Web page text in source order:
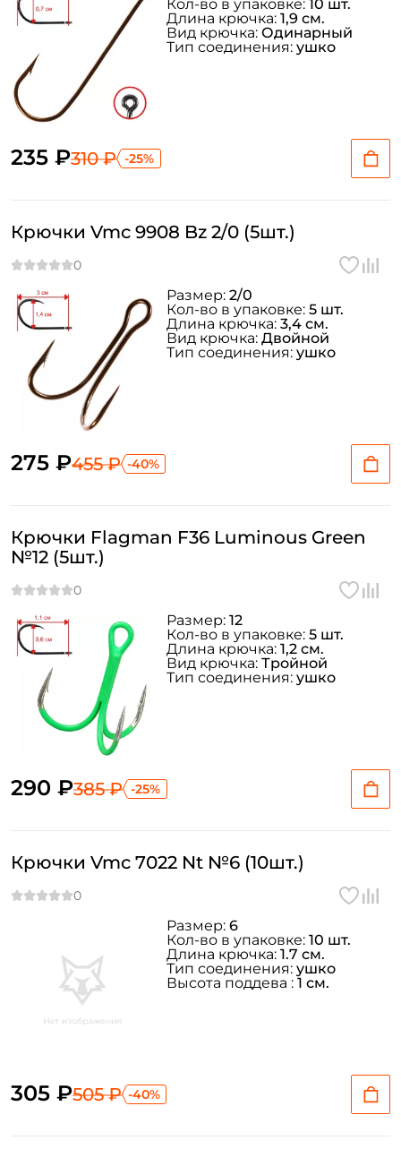
235 ₽310 ₽ -25%
Кол-во в упаковке: 10 шт.
Длина крючка: 1,9 см.
Вид крючка: Одинарный
Тип соединения: ушко
Крючки Vmc 9908 Bz 2/0 (5шт.)
275 ₽455 ₽ -40%
Размер: 2/0
Кол-во в упаковке: 5 шт.
Длина крючка: 3,4 см.
Вид крючка: Двойной
Тип соединения: ушко
Крючки Flagman F36 Luminous Green
№12 (5шт.)
290 ₽385 ₽ -25%
Размер: 12
Кол-во в упаковке: 5 шт.
Длина крючка: 1,2 см.
Вид крючка: Тройной
Тип соединения: ушко
Крючки Vmc 7022 Nt №6 (10шт.)
305 ₽505 ₽ -40%
Размер: 6
Кол-во в упаковке: 10 шт.
Длина крючка: 1.7 см.
Тип соединения: ушко
Высота поддева : 1 см.
Номер телефона: *
Придумайте пароль: *
Заполняя данную форму вы соглашаетесь на обработку
персональных данных
Создать аккаунт
У меня уже есть аккаунт